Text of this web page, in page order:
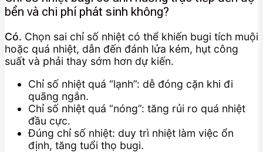
bền và chi phí phát sinh không?
Có. Chọn sai chỉ số nhiệt có thể khiến bugi tích muội
hoặc quá nhiệt, dẫn đến đánh lửa kém, hụt công
suất và phải thay sớm hơn dự kiến.
Chỉ số nhiệt quá “lạnh”: dễ đóng cặn khi đi
quãng ngắn.
Chỉ số nhiệt quá “nóng”: tăng rủi ro quá nhiệt
đầu cực.
Đúng chỉ số nhiệt: duy trì nhiệt làm việc ổn
định, tăng tuổi thọ bugi.